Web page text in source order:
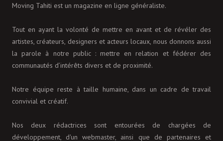
Moving Tahiti est un magazine en ligne généraliste.
Tout en ayant la volonté de mettre en avant et de révéler des
artistes, créateurs, designers et acteurs locaux, nous donnons aussi
la parole à notre public : mettre en relation et fédérer des
communautés d’intérêts divers et de proximité.
Notre équipe reste à taille humaine, dans un cadre de travail
convivial et créatif.
Nos deux rédactrices sont entourées de chargées de
développement, d'un webmaster, ainsi que de partenaires et